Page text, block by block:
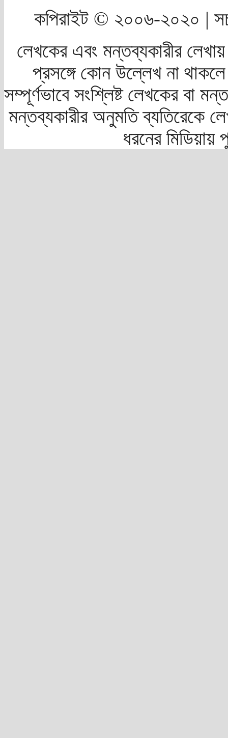
কপিরাইট © ২০০৬-২০২০ |
লেখকের এবং মন্তব্যকারীর
প্রসঙ্গে কোন উল্লেখ না
সম্পূর্ণভাবে সংশ্লিষ্ট লেখকের বা
মন্তব্যকারীর অনুমতি ব্যতিরেকে
ধরনের মিডিয়ায়